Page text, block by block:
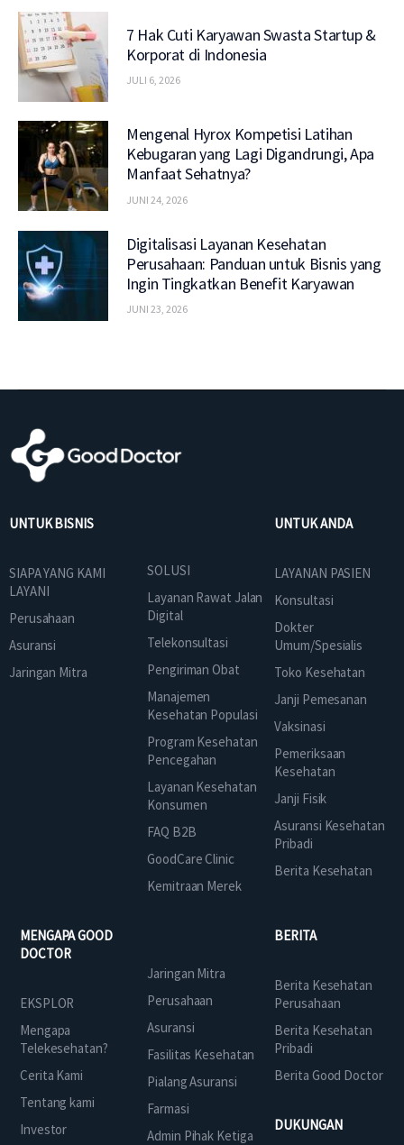
7 Hak Cuti Karyawan Swasta Startup &
Korporat di Indonesia
JULI 6, 2026
Mengenal Hyrox Kompetisi Latihan
Kebugaran yang Lagi Digandrungi, Apa
Manfaat Sehatnya?
JUNI 24, 2026
Digitalisasi Layanan Kesehatan
Perusahaan: Panduan untuk Bisnis yang
Ingin Tingkatkan Benefit Karyawan
JUNI 23, 2026
UNTUK BISNIS
SIAPA YANG KAMI
LAYANI
Perusahaan
Asuransi
Jaringan Mitra
SOLUSI
Layanan Rawat Jalan
Digital
Telekonsultasi
Pengiriman Obat
Manajemen
Kesehatan Populasi
Program Kesehatan
Pencegahan
Layanan Kesehatan
Konsumen
FAQ B2B
GoodCare Clinic
Kemitraan Merek
UNTUK ANDA
LAYANAN PASIEN
Konsultasi
Dokter
Umum/Spesialis
Toko Kesehatan
Janji Pemesanan
Vaksinasi
Pemeriksaan
Kesehatan
Janji Fisik
Asuransi Kesehatan
Pribadi
Berita Kesehatan
MENGAPA GOOD
DOCTOR
EKSPLOR
Mengapa
Telekesehatan?
Cerita Kami
Tentang kami
Investor
Jaringan Mitra
Perusahaan
Asuransi
Fasilitas Kesehatan
Pialang Asuransi
Farmasi
Admin Pihak Ketiga
BERITA
Berita Kesehatan
Perusahaan
Berita Kesehatan
Pribadi
Berita Good Doctor
DUKUNGAN